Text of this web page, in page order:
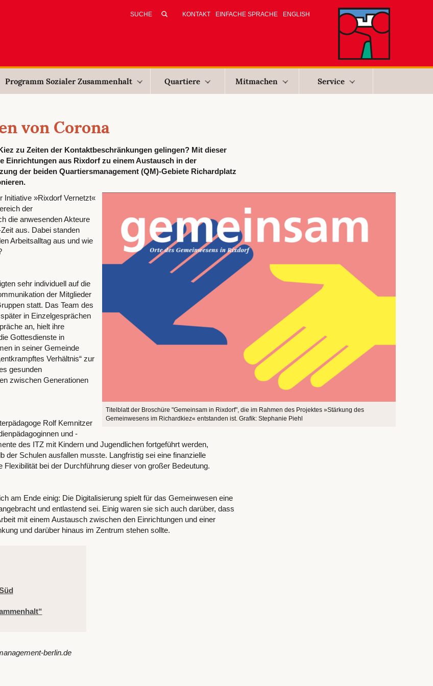
KONTAKT EINFACHE SPRACHE ENGLISH
Programm Sozialer Zusammenhalt Quartiere Mitmachen Service
von Corona
zu Zeiten der Kontaktbeschränkungen gelingen? Mit dieser
Einrichtungen aus Rixdorf zu einem Austausch in der
der beiden Quartiersmanagement (QM)-Gebiete Richardplatz
Titelblatt der Broschüre "Gemeinsam in Rixdorf", die im Rahmen des Projektes »Stärkung des
Gemeinwesens im Richardkiez« entstanden ist. Grafik: Stephanie Piehl
Initiative »Rixdorf Vernetzt«
der
die anwesenden Akteure
aus. Dabei standen
Arbeitsalltag aus und wie
sehr individuell auf die
der Mitglieder
statt. Das Team des
in Einzelgesprächen
an, hielt ihre
Gottesdienste in
in seiner Gemeinde
Verhältnis“ zur
gesunden
zwischen Generationen
Rolf Kemnitzer
und -
des ITZ mit Kindern und Jugendlichen fortgeführt werden,
der Schulen ausfallen musste. Langfristig sei eine finanzielle
bei der Durchführung dieser von großer Bedeutung.
am Ende einig: Die Digitalisierung spielt für das Gemeinwesen eine
und entlastend sei. Einig waren sie sich auch darüber, dass
mit einem Austausch zwischen den Einrichtungen und einer
und darüber hinaus im Zentrum stehen sollte.
berlin.de